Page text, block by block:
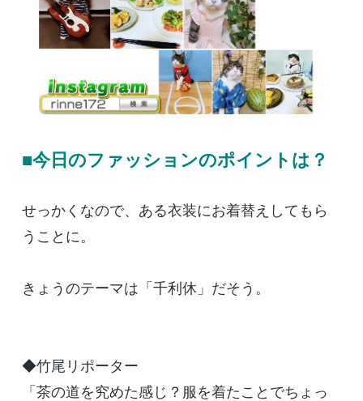
■今日のファッションのポイントは？
せっかくなので、ある衣装にお着替えしてもら
うことに。
きょうのテーマは「千利休」だそう。
◆竹尾リポーター
「茶の道を究めた感じ？服を着たことでちょっ